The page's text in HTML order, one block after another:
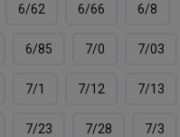
6/62 6/66 6/8
6/85 7/0 7/03
7/1 7/12 7/13
7/23 7/28 7/3